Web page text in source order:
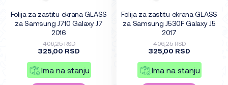
Folija za zastitu ekrana GLASS
za Samsung J710 Galaxy J7
2016
406,25 RSD
325,00 RSD
Ima na stanju
Folija za zastitu ekrana GLASS
za Samsung J530F Galaxy J5
2017
406,25 RSD
325,00 RSD
Ima na stanju